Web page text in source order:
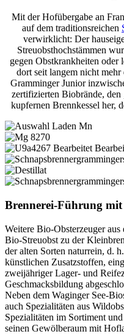
Mit der Hofübergabe an
auf dem traditionsreichen
verwirklicht: Der
Streuobsthochstämmen
gegen Obstkrankheiten
dort seit langem nicht
Gramminger Junior
zertifizierten Biobrände, den
kupfernen Brennkessel her,
Brennerei-Führung
Weitere Bio-Obsterzeuger aus
Bio-Streuobst zu der
der alten Sorten naturrein, d.
künstlichen Zusatzstoffen,
zweijähriger Lager- und
Geschmacksbildung
Neben dem Waginger See-
auch Spezialitäten aus
Spezialitäten im Sortiment
seinen Gewölberaum mit